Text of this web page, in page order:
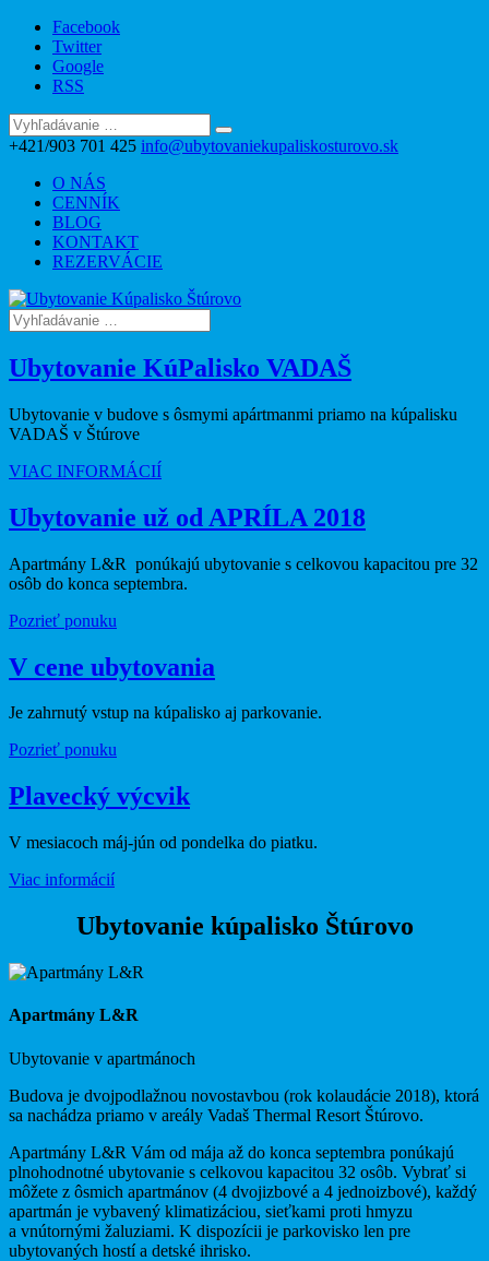
Facebook
Twitter
Google
RSS
+421/903 701 425 info@ubytovaniekupaliskosturovo.sk
O NÁS
CENNÍK
BLOG
KONTAKT
REZERVÁCIE
Ubytovanie KúPalisko VADAŠ
Ubytovanie v budove s ôsmymi apártmanmi priamo na kúpalisku
VADAŠ v Štúrove
VIAC INFORMÁCIÍ
Ubytovanie už od APRÍLA 2018
Apartmány L&R ponúkajú ubytovanie s celkovou kapacitou pre 32
osôb do konca septembra.
Pozrieť ponuku
V cene ubytovania
Je zahrnutý vstup na kúpalisko aj parkovanie.
Pozrieť ponuku
Plavecký výcvik
V mesiacoch máj-jún od pondelka do piatku.
Viac informácií
Ubytovanie kúpalisko Štúrovo
Apartmány L&R
Ubytovanie v apartmánoch
Budova je dvojpodlažnou novostavbou (rok kolaudácie 2018), ktorá
sa nachádza priamo v areály Vadaš Thermal Resort Štúrovo.
Apartmány L&R Vám od mája až do konca septembra ponúkajú
plnohodnotné ubytovanie s celkovou kapacitou 32 osôb. Vybrať si
môžete z ôsmich apartmánov (4 dvojizbové a 4 jednoizbové), každý
apartmán je vybavený klimatizáciou, sieťkami proti hmyzu
a vnútornými žaluziami. K dispozícii je parkovisko len pre
ubytovaných hostí a detské ihrisko.